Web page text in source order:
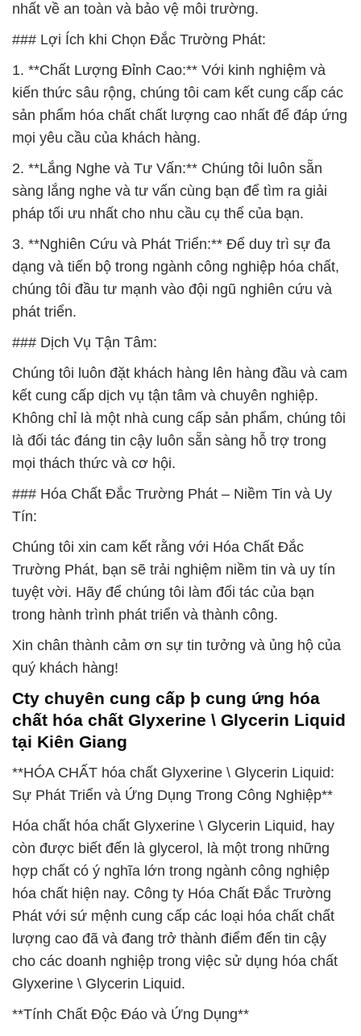
nhất về an toàn và bảo vệ môi trường.
### Lợi Ích khi Chọn Đắc Trường Phát:
1. **Chất Lượng Đỉnh Cao:** Với kinh nghiệm và
kiến thức sâu rộng, chúng tôi cam kết cung cấp các
sản phẩm hóa chất chất lượng cao nhất để đáp ứng
mọi yêu cầu của khách hàng.
2. **Lắng Nghe và Tư Vấn:** Chúng tôi luôn sẵn
sàng lắng nghe và tư vấn cùng bạn để tìm ra giải
pháp tối ưu nhất cho nhu cầu cụ thể của bạn.
3. **Nghiên Cứu và Phát Triển:** Để duy trì sự đa
dạng và tiến bộ trong ngành công nghiệp hóa chất,
chúng tôi đầu tư mạnh vào đội ngũ nghiên cứu và
phát triển.
### Dịch Vụ Tận Tâm:
Chúng tôi luôn đặt khách hàng lên hàng đầu và cam
kết cung cấp dịch vụ tận tâm và chuyên nghiệp.
Không chỉ là một nhà cung cấp sản phẩm, chúng tôi
là đối tác đáng tin cậy luôn sẵn sàng hỗ trợ trong
mọi thách thức và cơ hội.
### Hóa Chất Đắc Trường Phát – Niềm Tin và Uy
Tín:
Chúng tôi xin cam kết rằng với Hóa Chất Đắc
Trường Phát, bạn sẽ trải nghiệm niềm tin và uy tín
tuyệt vời. Hãy để chúng tôi làm đối tác của bạn
trong hành trình phát triển và thành công.
Xin chân thành cảm ơn sự tin tưởng và ủng hộ của
quý khách hàng!
Cty chuyên cung cấp þ cung ứng hóa
chất hóa chất Glyxerine \ Glycerin Liquid
tại Kiên Giang
**HÓA CHẤT hóa chất Glyxerine \ Glycerin Liquid:
Sự Phát Triển và Ứng Dụng Trong Công Nghiệp**
Hóa chất hóa chất Glyxerine \ Glycerin Liquid, hay
còn được biết đến là glycerol, là một trong những
hợp chất có ý nghĩa lớn trong ngành công nghiệp
hóa chất hiện nay. Công ty Hóa Chất Đắc Trường
Phát với sứ mệnh cung cấp các loại hóa chất chất
lượng cao đã và đang trở thành điểm đến tin cậy
cho các doanh nghiệp trong việc sử dụng hóa chất
Glyxerine \ Glycerin Liquid.
**Tính Chất Độc Đáo và Ứng Dụng**